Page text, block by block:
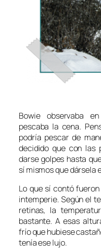
Bowie observaba
pescaba la cena.
podría pescar de
decidido que con las
darse golpes hasta
sí mismos que dársela
Lo que sí contó
intemperie. Según el
retinas, la
bastante. A esas
frío que hubiese
tenía ese lujo.